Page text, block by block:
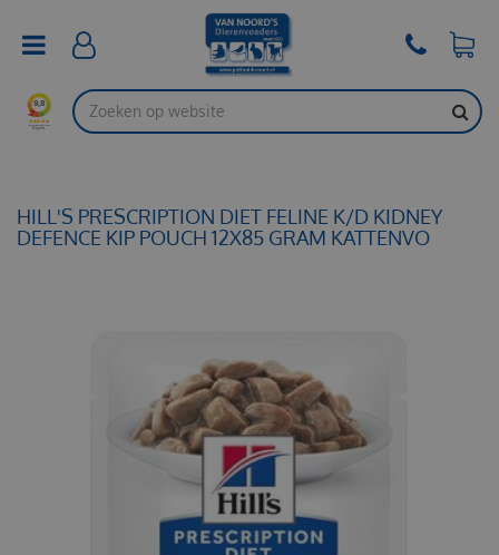
HILL'S PRESCRIPTION DIET FELINE K/D KIDNEY
DEFENCE KIP POUCH 12X85 GRAM KATTENVO